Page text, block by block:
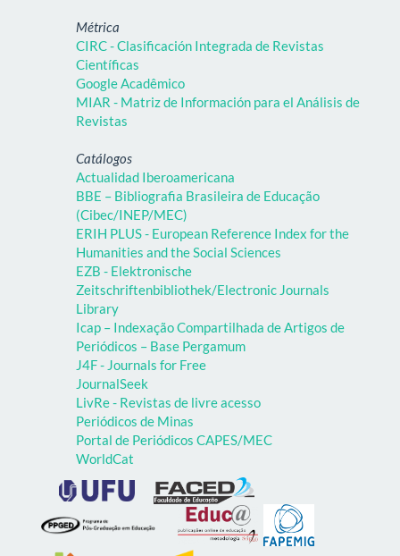
Métrica
CIRC - Clasificación Integrada de Revistas
Científicas
Google Acadêmico
MIAR - Matriz de Información para el Análisis de
Revistas
Catálogos
Actualidad Iberoamericana
BBE – Bibliografia Brasileira de Educação
(Cibec/INEP/MEC)
ERIH PLUS - European Reference Index for the
Humanities and the Social Sciences
EZB - Elektronische
Zeitschriftenbibliothek/Electronic Journals
Library
Icap – Indexação Compartilhada de Artigos de
Periódicos – Base Pergamum
J4F - Journals for Free
JournalSeek
LivRe - Revistas de livre acesso
Periódicos de Minas
Portal de Periódicos CAPES/MEC
WorldCat